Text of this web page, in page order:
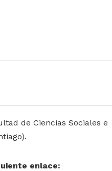
de Ciencias Sociales e
enlace: